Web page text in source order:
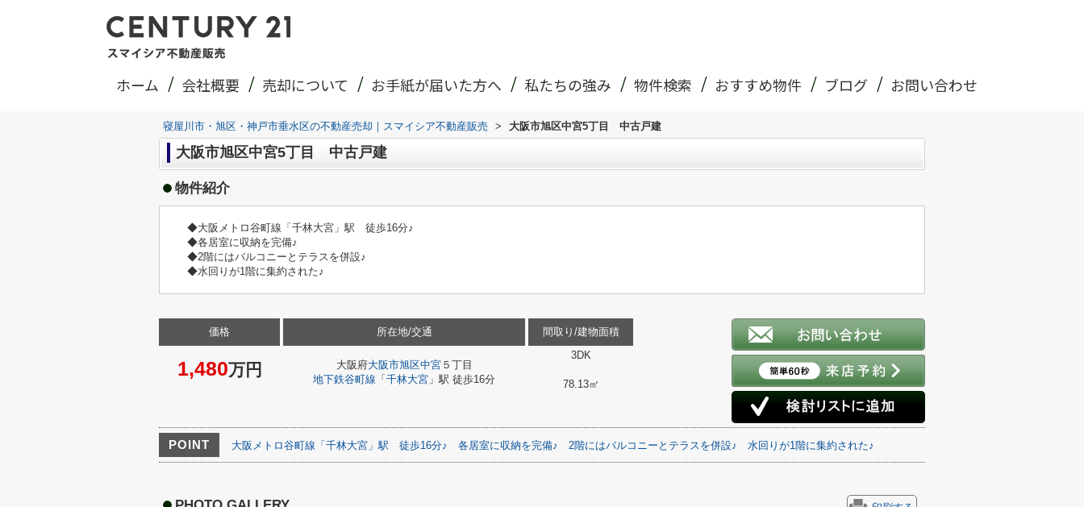
ホーム 会社概要 売却について お手紙が届いた方へ 私たちの強み 物件検索 おすすめ物件 ブログ お問い合わせ
寝屋川市・旭区・神戸市垂水区の不動産売却｜スマイシア不動産販売 > 大阪市旭区中宮5丁目 中古戸建
大阪市旭区中宮5丁目 中古戸建
物件紹介
◆大阪メトロ谷町線「千林大宮」駅 徒歩16分♪
◆各居室に収納を完備♪
◆2階にはバルコニーとテラスを併設♪
◆水回りが1階に集約された♪
価格
1,480万円
所在地/交通
大阪府大阪市旭区中宮５丁目
地下鉄谷町線 「 千林大宮 」駅 徒歩16分
間取り/建物面積
3DK
78.13㎡
POINT 大阪メトロ谷町線「千林大宮」駅 徒歩16分♪ 各居室に収納を完備♪ 2階にはバルコニーとテラスを併設♪ 水回りが1階に集約された♪